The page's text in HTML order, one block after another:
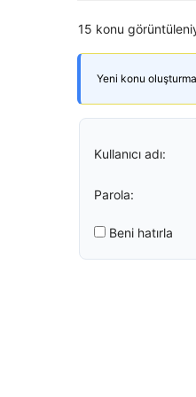
15 konu
Yeni konu
Kullanıcı adı:
Parola:
Beni hatırla